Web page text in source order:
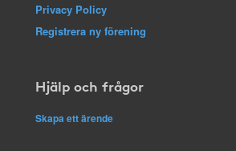
Privacy Policy
Registrera ny förening
Hjälp och frågor
Skapa ett ärende